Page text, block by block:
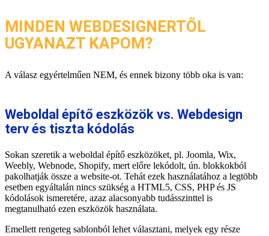
MINDEN WEBDESIGNERTŐL
UGYANAZT KAPOM?
A válasz egyértelműen NEM, és ennek bizony több oka is van:
Weboldal építő eszközök vs. Webdesign
terv és tiszta kódolás
Sokan szeretik a weboldal építő eszközöket, pl. Joomla, Wix,
Weebly, Webnode, Shopify, mert előre lekódolt, ún. blokkokból
pakolhatják össze a website-ot. Tehát ezek használatához a legtöbb
esetben egyáltalán nincs szükség a HTML5, CSS, PHP és JS
kódolások ismeretére, azaz alacsonyabb tudásszinttel is
megtanulható ezen eszközök használata.
Emellett rengeteg sablonból lehet választani, melyek egy része